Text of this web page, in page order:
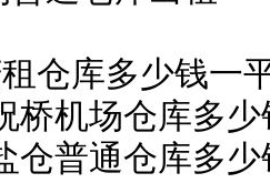
仓库多少钱一
桥机场仓库多
仓普通仓库多